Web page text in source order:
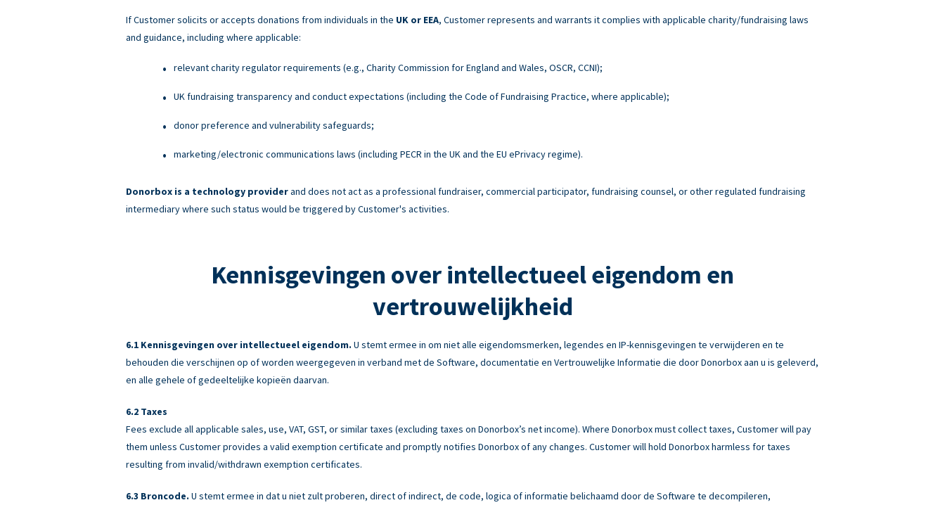
If Customer solicits or accepts donations from individuals in the UK or EEA, Customer represents and warrants it complies with applicable charity/fundraising laws
and guidance, including where applicable:
relevant charity regulator requirements (e.g., Charity Commission for England and Wales, OSCR, CCNI);
UK fundraising transparency and conduct expectations (including the Code of Fundraising Practice, where applicable);
donor preference and vulnerability safeguards;
marketing/electronic communications laws (including PECR in the UK and the EU ePrivacy regime).
Donorbox is a technology providerand does not act as a professional fundraiser, commercial participator, fundraising counsel, or other regulated fundraising
intermediary where such status would be triggered by Customer's activities.
Kennisgevingen over intellectueel eigendom en
vertrouwelijkheid
Kennisgevingen over intellectueel eigendom. U stemt ermee in om niet alle eigendomsmerken, legendes en IP-kennisgevingen te verwijderen en te
behouden die verschijnen op of worden weergegeven in verband met de Software, documentatie en Vertrouwelijke Informatie die door Donorbox aan u is geleverd,
en alle gehele of gedeeltelijke kopieën daarvan.
Taxes
Fees exclude all applicable sales, use, VAT, GST, or similar taxes (excluding taxes on Donorbox’s net income). Where Donorbox must collect taxes, Customer will pay
them unless Customer provides a valid exemption certificate and promptly notifies Donorbox of any changes. Customer will hold Donorbox harmless for taxes
resulting from invalid/withdrawn exemption certificates.
Broncode. U stemt ermee in dat u niet zult proberen, direct of indirect, de code, logica of informatie belichaamd door de Software te decompileren,